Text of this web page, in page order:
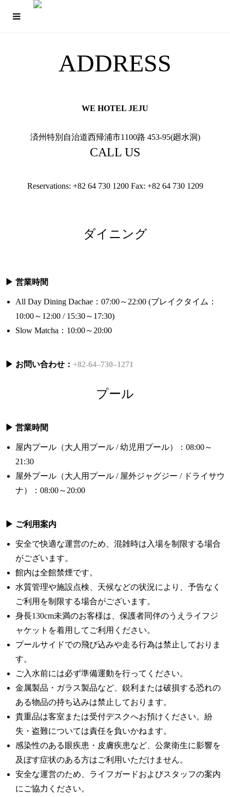
ADDRESS
WE HOTEL JEJU
済州特別自治道西帰浦市1100路 453-95(廻水洞)
CALL US
Reservations: +82 64 730 1200 Fax: +82 64 730 1209
ダイニング
▶ 営業時間
All Day Dining Dachae：07:00～22:00 (ブレイクタイム：
10:00～12:00 / 15:30～17:30)
Slow Matcha：10:00～20:00
▶ お問い合わせ： +82-64–730–1271
プール
▶ 営業時間
屋内プール（大人用プール / 幼児用プール）：08:00～
21:30
屋外プール（大人用プール / 屋外ジャグジー / ドライサウ
ナ）：08:00～20:00
▶ ご利用案内
安全で快適な運営のため、混雑時は入場を制限する場合
がございます。
館内は全館禁煙です。
水質管理や施設点検、天候などの状況により、予告なく
ご利用を制限する場合がございます。
身長130cm未満のお客様は、保護者同伴のうえライフジ
ャケットを着用してご利用ください。
プールサイドでの飛び込みや走る行為は禁止しておりま
す。
ご入水前には必ず準備運動を行ってください。
金属製品・ガラス製品など、鋭利または破損する恐れの
ある物品の持ち込みは禁止しております。
貴重品は客室または受付デスクへお預けください。紛
失・盗難については責任を負いかねます。
感染性のある眼疾患・皮膚疾患など、公衆衛生に影響を
及ぼす症状のある方はご利用いただけません。
安全な運営のため、ライフガードおよびスタッフの案内
にご協力ください。